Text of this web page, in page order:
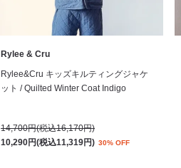
Rylee & Cru
Rylee&Cru キッズキルティングジャケ
ット / Quilted Winter Coat Indigo
14,700円(税込16,170円)
10,290円(税込11,319円) 30% OFF